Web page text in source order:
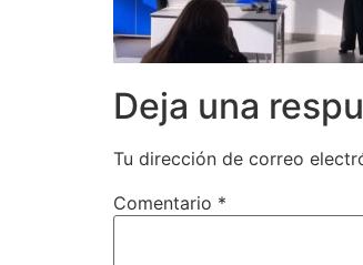
Deja una
Tu dirección de correo
Comentario *